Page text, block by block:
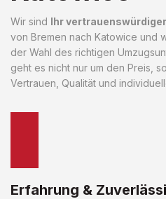
Wir sind Ihr
von Bremen nach Katowice und
der Wahl des richtigen
geht es nicht nur um den Preis,
Vertrauen, Qualität und
Erfahrung &